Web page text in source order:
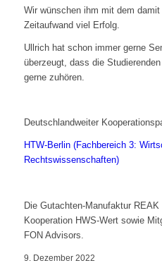
Wir wünschen ihm mit dem damit
Zeitaufwand viel Erfolg.
Ullrich hat schon immer gerne
überzeugt, dass die
gerne zuhören.
Deutschlandweiter
HTW-Berlin (Fachbereich 3:
Rechtswissenschaften)
Die Gutachten-Manufaktur
Kooperation HWS-Wert sowie
FON Advisors.
9. Dezember 2022